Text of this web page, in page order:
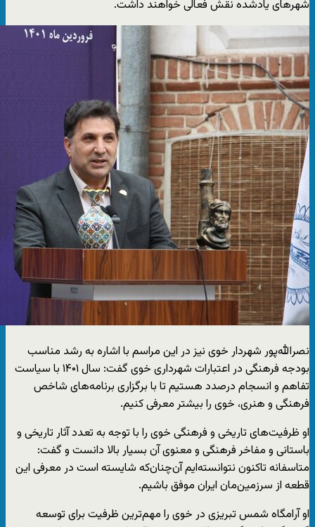
شهرهای یادشده نقش فعالی خواهند داشت.
نصرالله‌پور شهردار خوی نیز در این مراسم با اشاره به رشد مناسب
بودجه فرهنگی در اعتبارات شهرداری خوی گفت: سال ۱۴۰۱ با سیاست
تفاهم و انسجام درصدد هستیم تا با برگزاری برنامه‌های شاخص
فرهنگی و هنری، خوی را بیشتر معرفی کنیم.
او ظرفیت‌های تاریخی و فرهنگی خوی را با توجه به تعدد آثار تاریخی و
باستانی و مفاخر فرهنگی و معنوی آن بسیار بالا دانست و گفت:
متاسفانه تاکنون نتوانسته‌ایم آن‌چنان‌که شایسته است در معرفی این
قطعه از سرزمین‌مان ایران موفق باشیم.
او آرامگاه شمس تبریزی در خوی را مهم‌ترین ظرفیت برای توسعه